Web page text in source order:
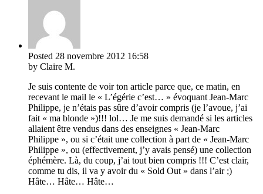
Posted 28 novembre 2012 16:58
by Claire M.
Je suis contente de voir ton article parce que, ce matin, en
recevant le mail le « L’égérie c’est… » évoquant Jean-Marc
Philippe, je n’étais pas sûre d’avoir compris (je l’avoue, j’ai
fait « ma blonde »)!!! lol… Je me suis demandé si les articles
allaient être vendus dans des enseignes « Jean-Marc
Philippe », ou si c’était une collection à part de « Jean-Marc
Philippe », ou (effectivement, j’y avais pensé) une collection
éphémère. Là, du coup, j’ai tout bien compris !!! C’est clair,
comme tu dis, il va y avoir du « Sold Out » dans l’air ;)
Hâte… Hâte… Hâte…